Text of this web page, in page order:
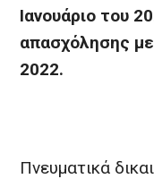
Ιανουάριο του
απασχόλησης
2022.
Πνευματικά